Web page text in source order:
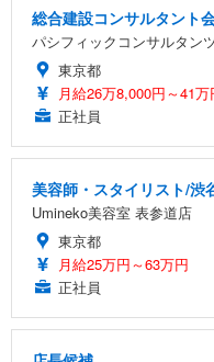
総合建設コンサルタント
パシフィックコンサルタン
東京都
月給26万8,000円～41万
正社員
美容師・スタイリスト/渋
Umineko美容室 表参道店
東京都
月給25万円～63万円
正社員